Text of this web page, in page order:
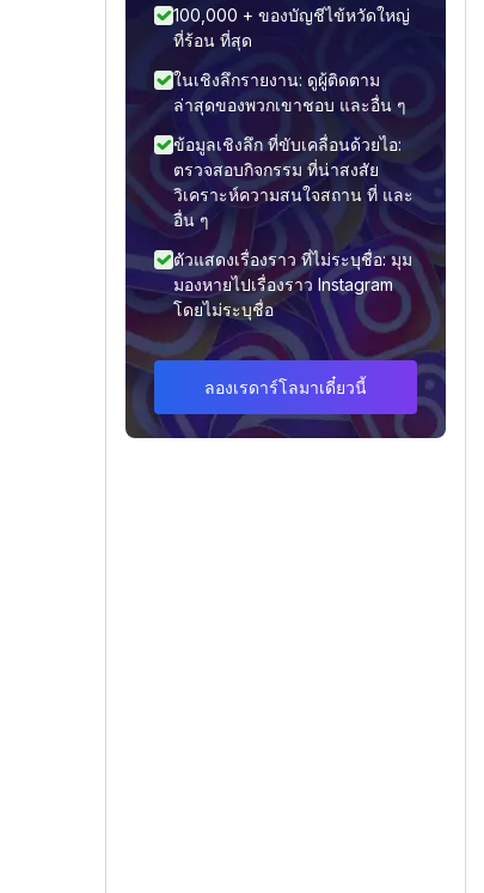
100,000 + ของบัญชีไข้หวัดใหญ่
ที่ร้อน ที่สุด
ในเชิงลึกรายงาน: ดูผู้ติดตาม
ล่าสุดของพวกเขาชอบ และอื่น ๆ
ข้อมูลเชิงลึก ที่ขับเคลื่อนด้วยไอ:
ตรวจสอบกิจกรรม ที่น่าสงสัย
วิเคราะห์ความสนใจสถาน ที่ และ
อื่น ๆ
ตัวแสดงเรื่องราว ที่ไม่ระบุชื่อ: มุม
มองหายไปเรื่องราว Instagram
โดยไม่ระบุชื่อ
ลองเรดาร์โลมาเดี๋ยวนี้